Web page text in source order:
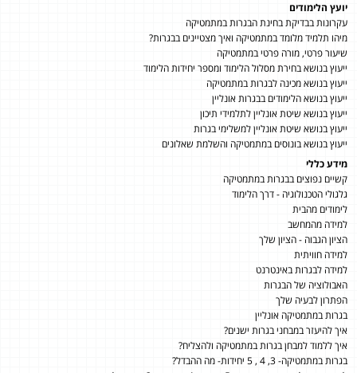
יועץ הלימודים
עקרונות בבדיקת בחינת הבגרות במתמטיקה
מיהו תלמיד מלומד במתמטיקה ואיך מצטיינים בבגרות?
שיעור פרטי, מורה פרטי במתמטיקה
ייעוץ בנושא בחירת מסלול הלימוד ומספר יחידות הלימוד
ייעוץ בנושא מכינה לבגרות במתמטיקה
ייעוץ בנושא הלימודים בבגרות אונליין
ייעוץ בנושא שיטת אונליין לתלמידי תיכון
ייעוץ בנושא שיטת אונליין למשלימי בגרות
ייעוץ בנושא בונוסים במתמטיקה והשלמת שאלונים
מידע כללי
קשיים נפוצים בבגרות במתמטיקה
גלגולי הטכנולוגיה - דרך הלימוד
לימודים מהבית
למידה מהמחשב
הציון הגבוה - הציון שלך
למידה חוויתית
למידה לבגרות באינטרנט
האבולוציה של הבגרות
הפתרון לבעיה שלך
בגרות במתמטיקה אונליין
איך להיעזר במבחני בגרות ישנים?
איך ללמוד למבחן בגרות במתמטיקה ולהצליח?
בגרות במתמטיקה- 3, 4 , 5 יחידות- מה ההבדל?